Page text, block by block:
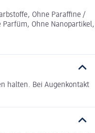
Ohne Paraffine /
Ohne Nanopartikel,
halten. Bei Augenkontakt